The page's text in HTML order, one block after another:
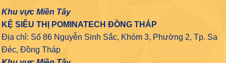
Khu vực Miền Tây
KỆ SIÊU THỊ POMINATECH ĐỒNG THÁP
Địa chỉ: Số 86 Nguyễn Sinh Sắc, Khóm 3, Phường 2, Tp. Sa
Đéc, Đồng Tháp